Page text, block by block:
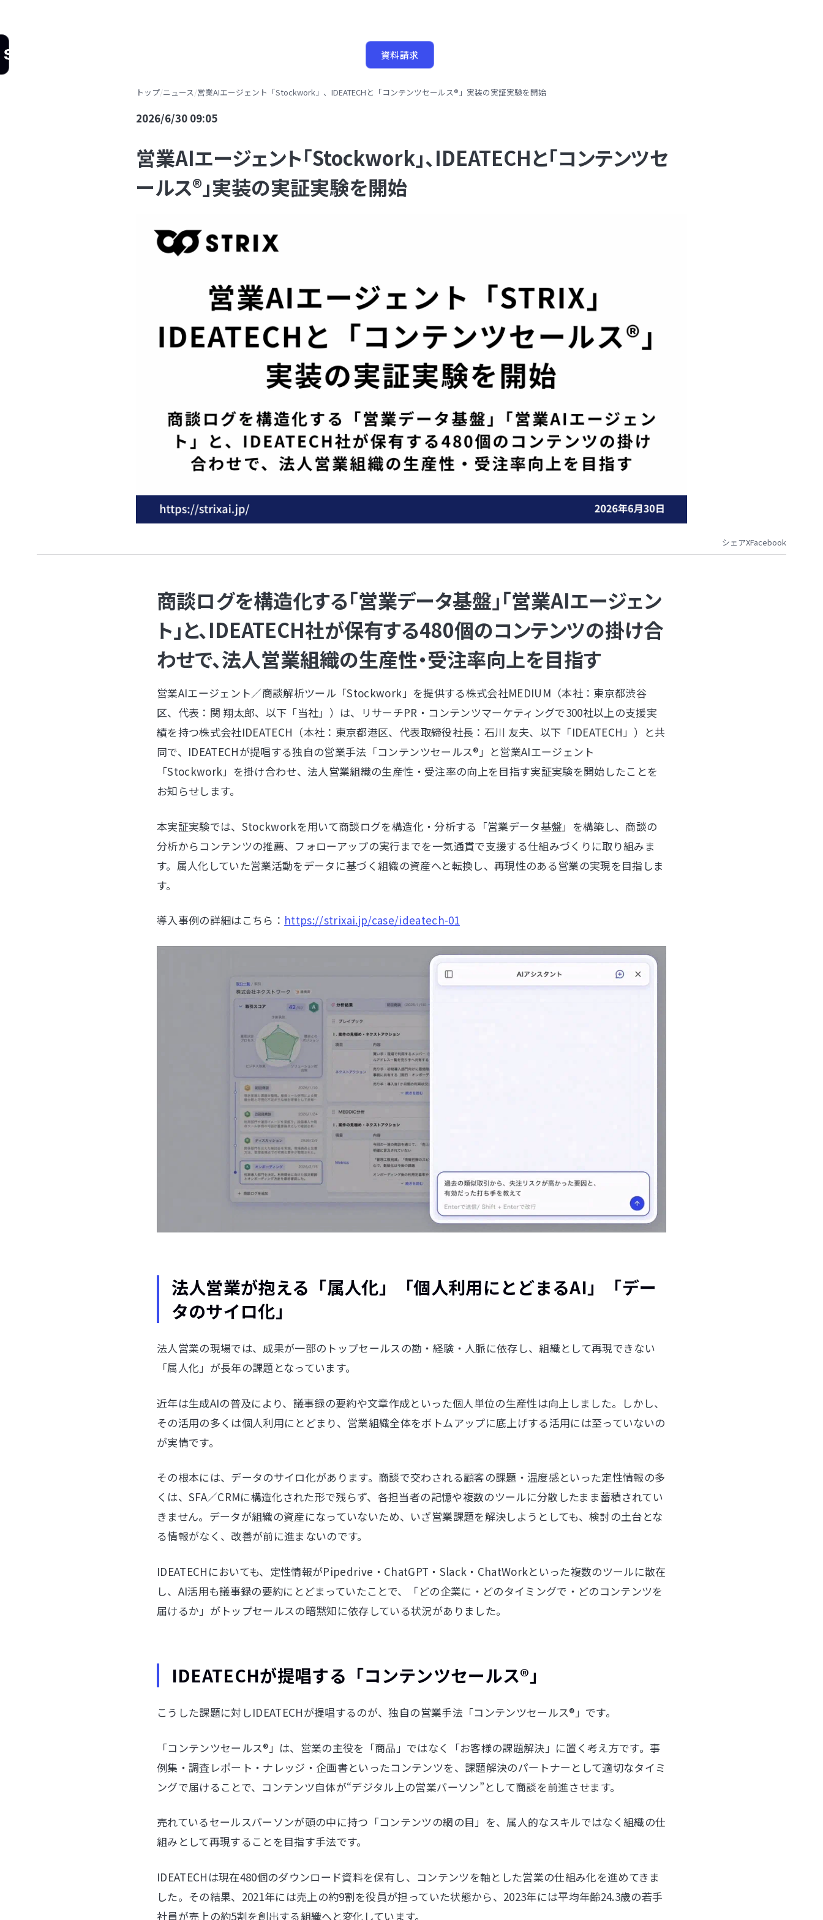
資料請求
トップ/ニュース/営業AIエージェント「Stockwork」、IDEATECHと「コンテンツセールス®」実装の実証実験を開始
2026/6/30 09:05
営業AIエージェント「Stockwork」、IDEATECHと「コンテンツセ
ールス®」実装の実証実験を開始
シェアXFacebook
商談ログを構造化する「営業データ基盤」「営業AIエージェン
ト」と、IDEATECH社が保有する480個のコンテンツの掛け合
わせで、法人営業組織の生産性・受注率向上を目指す
営業AIエージェント／商談解析ツール「Stockwork」を提供する株式会社MEDIUM（本社：東京都渋谷
区、代表：関 翔太郎、以下「当社」）は、リサーチPR・コンテンツマーケティングで300社以上の支援実
績を持つ株式会社IDEATECH（本社：東京都港区、代表取締役社長：石川 友夫、以下「IDEATECH」）と共
同で、IDEATECHが提唱する独自の営業手法「コンテンツセールス®」と営業AIエージェント
「Stockwork」を掛け合わせ、法人営業組織の生産性・受注率の向上を目指す実証実験を開始したことを
お知らせします。
本実証実験では、Stockworkを用いて商談ログを構造化・分析する「営業データ基盤」を構築し、商談の
分析からコンテンツの推薦、フォローアップの実行までを一気通貫で支援する仕組みづくりに取り組みま
す。属人化していた営業活動をデータに基づく組織の資産へと転換し、再現性のある営業の実現を目指しま
す。
導入事例の詳細はこちら： https://strixai.jp/case/ideatech-01
法人営業が抱える「属人化」「個人利用にとどまるAI」「デー
タのサイロ化」
法人営業の現場では、成果が一部のトップセールスの勘・経験・人脈に依存し、組織として再現できない
「属人化」が長年の課題となっています。
近年は生成AIの普及により、議事録の要約や文章作成といった個人単位の生産性は向上しました。しかし、
その活用の多くは個人利用にとどまり、営業組織全体をボトムアップに底上げする活用には至っていないの
が実情です。
その根本には、データのサイロ化があります。商談で交わされる顧客の課題・温度感といった定性情報の多
くは、SFA／CRMに構造化された形で残らず、各担当者の記憶や複数のツールに分散したまま蓄積されてい
きません。データが組織の資産になっていないため、いざ営業課題を解決しようとしても、検討の土台とな
る情報がなく、改善が前に進まないのです。
IDEATECHにおいても、定性情報がPipedrive・ChatGPT・Slack・ChatWorkといった複数のツールに散在
し、AI活用も議事録の要約にとどまっていたことで、「どの企業に・どのタイミングで・どのコンテンツを
届けるか」がトップセールスの暗黙知に依存している状況がありました。
IDEATECHが提唱する「コンテンツセールス®」
こうした課題に対しIDEATECHが提唱するのが、独自の営業手法「コンテンツセールス®」です。
「コンテンツセールス®」は、営業の主役を「商品」ではなく「お客様の課題解決」に置く考え方です。事
例集・調査レポート・ナレッジ・企画書といったコンテンツを、課題解決のパートナーとして適切なタイミ
ングで届けることで、コンテンツ自体が“デジタル上の営業パーソン”として商談を前進させます。
売れているセールスパーソンが頭の中に持つ「コンテンツの網の目」を、属人的なスキルではなく組織の仕
組みとして再現することを目指す手法です。
IDEATECHは現在480個のダウンロード資料を保有し、コンテンツを軸とした営業の仕組み化を進めてきま
した。その結果、2021年には売上の約9割を役員が担っていた状態から、2023年には平均年齢24.3歳の若手
社員が売上の約5割を創出する組織へと変化しています。